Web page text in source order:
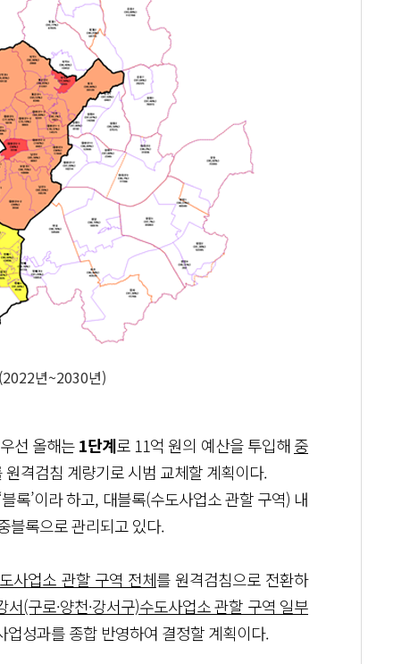
년~2030년)
선 올해는1단계로 11억 원의 예산을 투입해중
원격검침 계량기로 시범 교체할 계획이다.
록’이라 하고, 대블록(수도사업소 관할 구역) 내
블록으로 관리되고 있다.
사업소 관할 구역 전체를 원격검침으로 전환하
서(구로·양천·강서구)수도사업소 관할 구역 일부
성과를 종합 반영하여 결정할 계획이다.